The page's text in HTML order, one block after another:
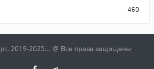
460
2019-2025... @ Все права защищены